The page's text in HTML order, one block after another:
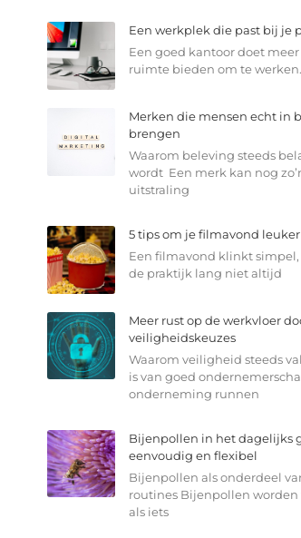
Een werkplek die past bij je
Een goed kantoor doet
ruimte bieden om te werken.
Merken die mensen echt in
brengen
Waarom beleving steeds
wordt Een merk kan nog
uitstraling
5 tips om je filmavond
Een filmavond klinkt
de praktijk lang niet altijd
Meer rust op de werkvloer
veiligheidskeuzes
Waarom veiligheid steeds
is van goed
onderneming runnen
Bijenpollen in het dagelijks
eenvoudig en flexibel
Bijenpollen als onderdeel
routines Bijenpollen worden
als iets